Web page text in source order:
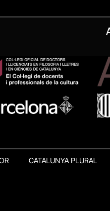
CATALUNYA PLURAL